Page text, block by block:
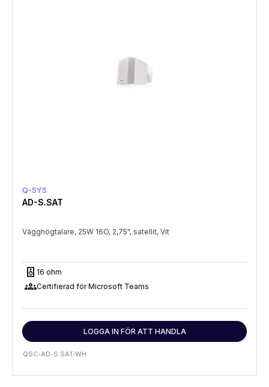
Q-SYS
AD-S.SAT
Vägghögtalare, 25W 16O, 2,75", satellit, Vit
speaker 16 ohm
groupsCertifierad för Microsoft Teams
LOGGA IN FÖR ATT HANDLA
QSC-AD-S.SAT-WH